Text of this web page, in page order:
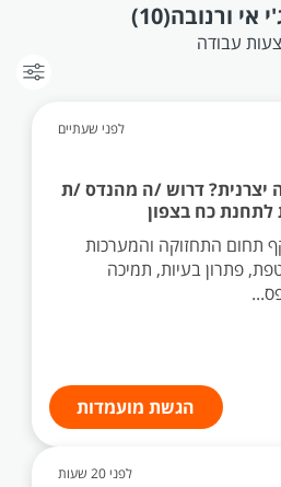
אי ורנובה(10)
עבודה
לפני שעתיים
יצרנית? דרוש /ה מהנדס /ת
לתחנת כח בצפון
תחום התחזוקה והמערכות
פתרון בעיות, תמיכה
הגשת מועמדות
לפני 20 שעות